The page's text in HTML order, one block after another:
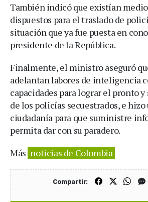
También indicó que existían
dispuestos para el traslado de
situación que ya fue puesta en
presidente de la República.
Finalmente, el ministro aseguró
adelantan labores de inteligencia
capacidades para lograr el pronto
de los policías secuestrados, e
ciudadanía para que suministre
permita dar con su paradero.
Más noticias de Colombia
Compartir: Compartir